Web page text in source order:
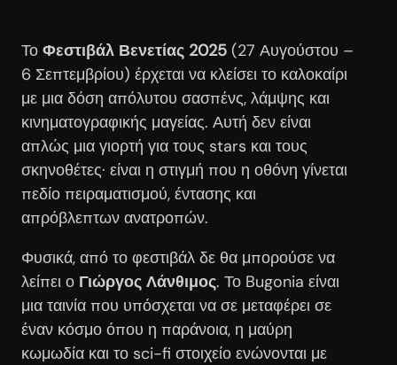
Το Φεστιβάλ Βενετίας 2025 (27 Αυγούστου –
6 Σεπτεμβρίου) έρχεται να κλείσει το καλοκαίρι
με μια δόση απόλυτου σασπένς, λάμψης και
κινηματογραφικής μαγείας. Αυτή δεν είναι
απλώς μια γιορτή για τους stars και τους
σκηνοθέτες· είναι η στιγμή που η οθόνη γίνεται
πεδίο πειραματισμού, έντασης και
απρόβλεπτων ανατροπών.
Φυσικά, από το φεστιβάλ δε θα μπορούσε να
λείπει ο Γιώργος Λάνθιμος. Το Bugonia είναι
μια ταινία που υπόσχεται να σε μεταφέρει σε
έναν κόσμο όπου η παράνοια, η μαύρη
κωμωδία και το sci-fi στοιχείο ενώνονται με